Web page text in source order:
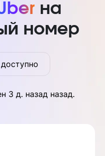
на
номер
доступно
3 д. назадназад.